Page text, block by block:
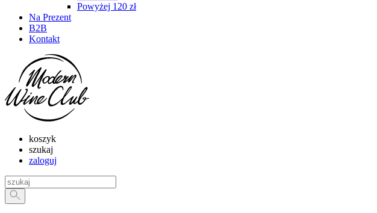
Powyżej 120 zł
Na Prezent
B2B
Kontakt
koszyk
szukaj
zaloguj